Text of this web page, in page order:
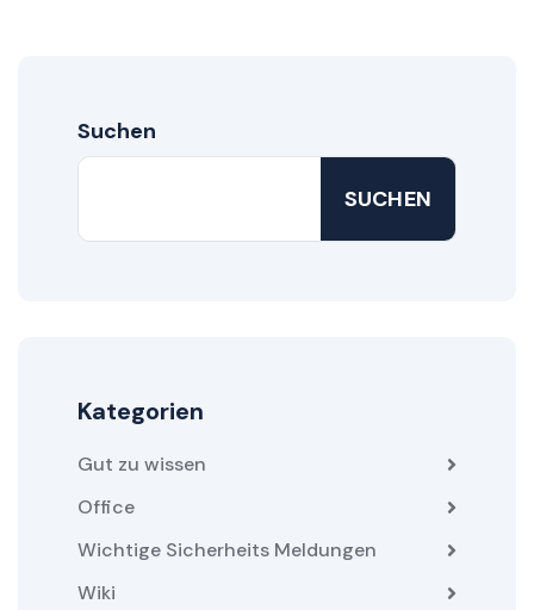
Suchen
SUCHEN
Kategorien
Gut zu wissen
Office
Wichtige Sicherheits Meldungen
Wiki